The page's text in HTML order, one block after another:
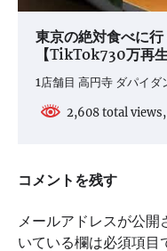
東京の絶対食べに
【TikTok730万再生
1店舗目 高円寺 ダパイ
2,608 total
コメントを残す
メールアドレスが公開
いている欄は必須項目